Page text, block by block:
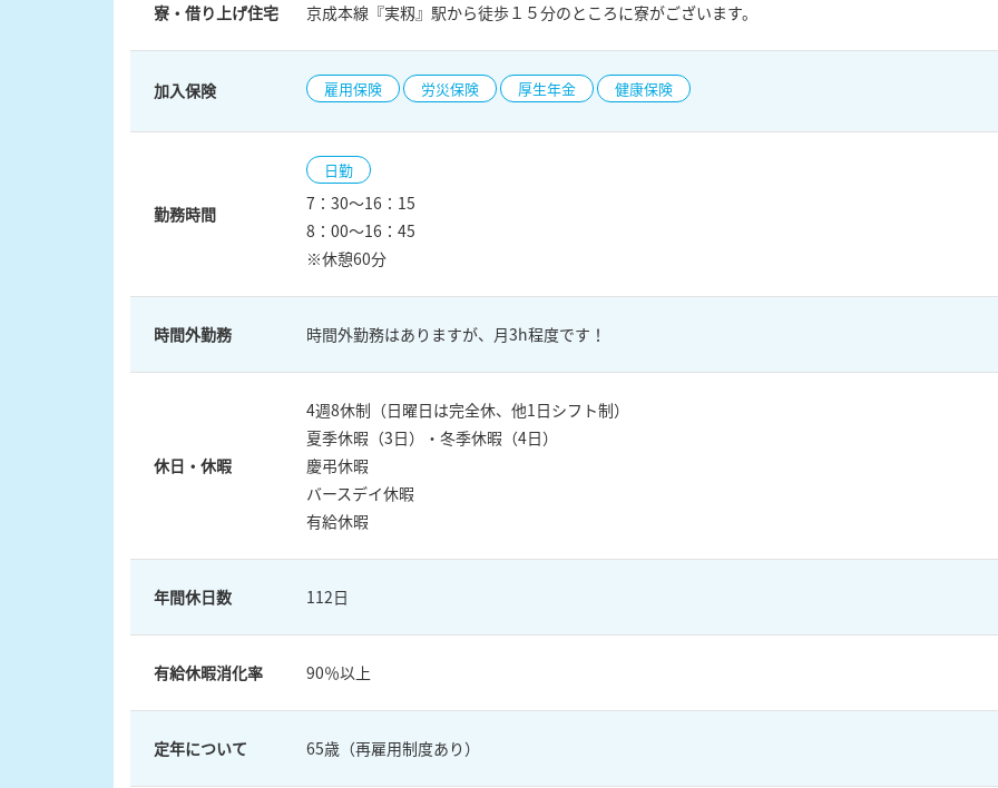
寮・借り上げ住宅 京成本線『実籾』駅から徒歩１５分のところに寮がございます。
加入保険 雇用保険 労災保険 厚生年金 健康保険
勤務時間
日勤
7：30～16：15
8：00～16：45
※休憩60分
時間外勤務 時間外勤務はありますが、月3h程度です！
休日・休暇
4週8休制（日曜日は完全休、他1日シフト制）
夏季休暇（3日）・冬季休暇（4日）
慶弔休暇
バースデイ休暇
有給休暇
年間休日数 112日
有給休暇消化率 90％以上
定年について 65歳（再雇用制度あり）